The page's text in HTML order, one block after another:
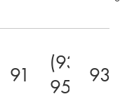
91
(93-
95)
93